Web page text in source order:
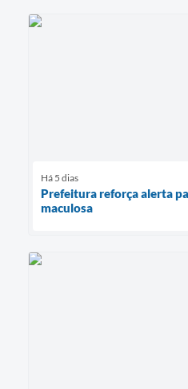
Há 5 dias
Prefeitura reforça alerta
maculosa